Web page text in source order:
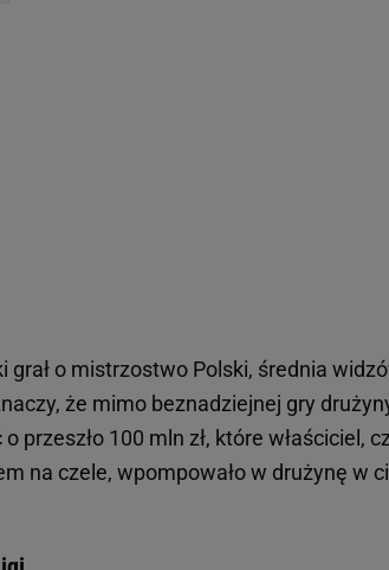
grał o mistrzostwo Polski, średnia
że mimo beznadziejnej gry
przeszło 100 mln zł, które właściciel,
na czele, wpompowało w drużynę w